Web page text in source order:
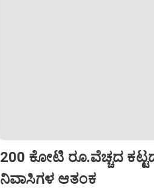
200 ಕೋಟಿ ರೂ.ವೆಚ್ಚದ
ನಿವಾಸಿಗಳ ಆತಂಕ